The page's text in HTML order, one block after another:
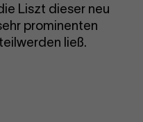
Liszt dieser neu
prominenten
ließ.